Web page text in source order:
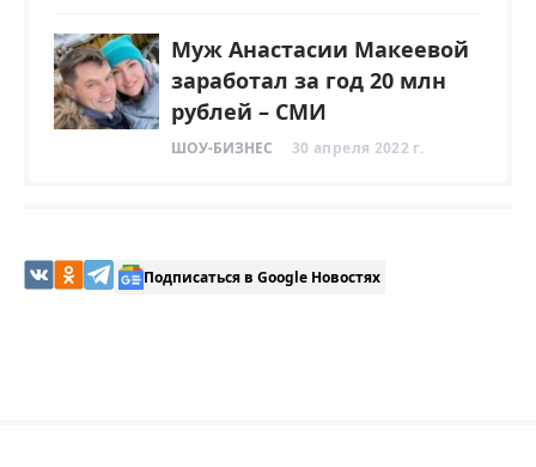
Муж Анастасии Макеевой
заработал за год 20 млн
рублей – СМИ
ШОУ-БИЗНЕС 30 апреля 2022 г.
Подписаться в Google Новостях